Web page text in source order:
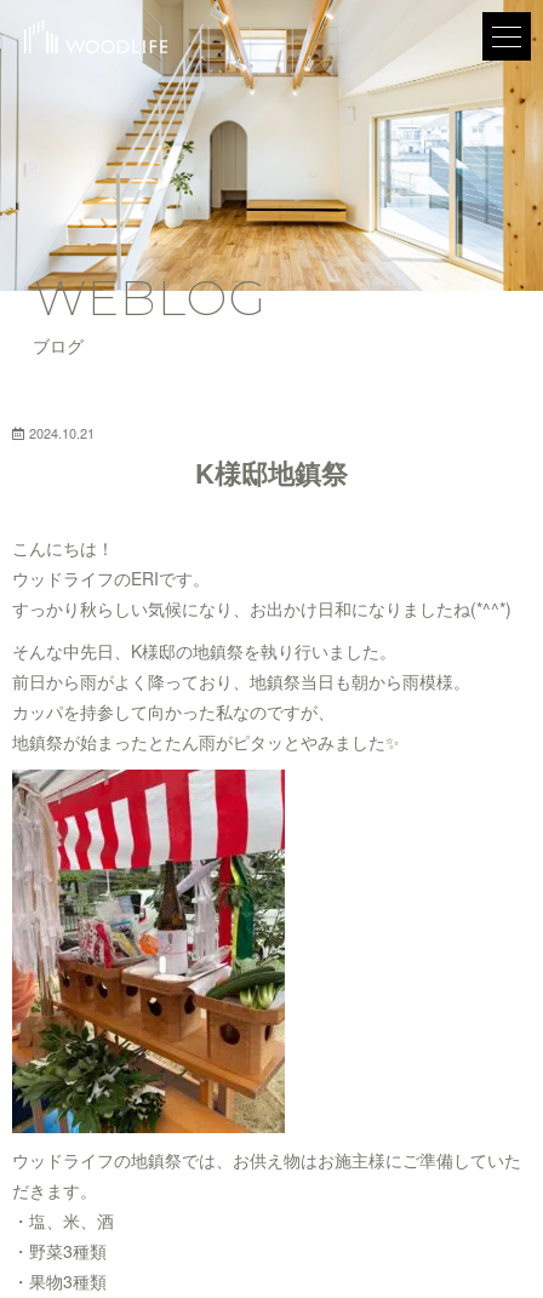
WEBLOG
ブログ
2024.10.21
K様邸地鎮祭
こんにちは！
ウッドライフのERIです。
すっかり秋らしい気候になり、お出かけ日和になりましたね(*^^*)
そんな中先日、K様邸の地鎮祭を執り行いました。
前日から雨がよく降っており、地鎮祭当日も朝から雨模様。
カッパを持参して向かった私なのですが、
地鎮祭が始まったとたん雨がピタッとやみました✨
ウッドライフの地鎮祭では、お供え物はお施主様にご準備していた
だきます。
・塩、米、酒
・野菜3種類
・果物3種類